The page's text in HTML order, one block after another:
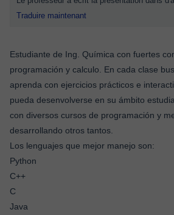
Traduire maintenant
Estudiante de Ing. Química con fuertes
programación y calculo. En cada clase
aprenda con ejercicios prácticos e
pueda desenvolverse en su ámbito
con diversos cursos de programación y
desarrollando otros tantos.
Los lenguajes que mejor manejo son:
Python
C++
C
Java